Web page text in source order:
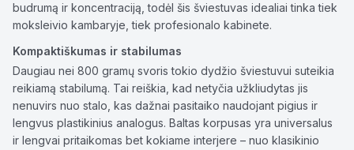
budrumą ir koncentraciją, todėl šis šviestuvas idealiai tinka tiek
moksleivio kambaryje, tiek profesionalo kabinete.
Kompaktiškumas ir stabilumas
Daugiau nei 800 gramų svoris tokio dydžio šviestuvui suteikia
reikiamą stabilumą. Tai reiškia, kad netyčia užkliudytas jis
nenuvirs nuo stalo, kas dažnai pasitaiko naudojant pigius ir
lengvus plastikinius analogus. Baltas korpusas yra universalus
ir lengvai pritaikomas bet kokiame interjere – nuo klasikinio